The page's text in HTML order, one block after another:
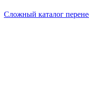
Сложный каталог